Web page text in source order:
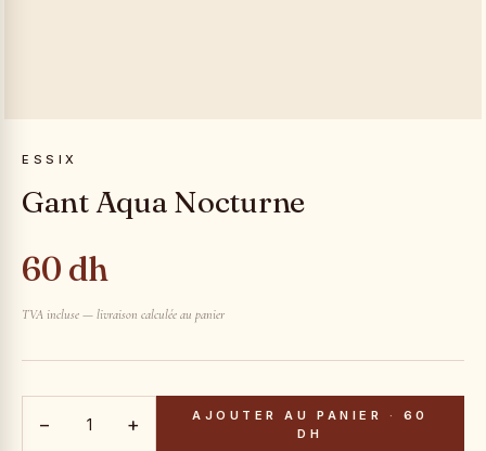
ESSIX
Gant Aqua Nocturne
60 dh
TVA incluse — livraison calculée au panier
− + AJOUTER AU PANIER ·
60
DH